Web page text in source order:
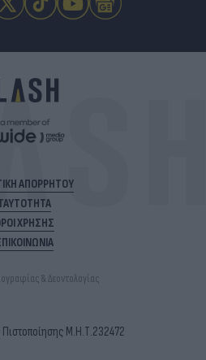
ΑΠΟΡΡΗΤΟΥ
ΧΡΗΣΗΣ
& Δεοντολογίας
Πιστοποίησης Μ.Η.Τ.232472